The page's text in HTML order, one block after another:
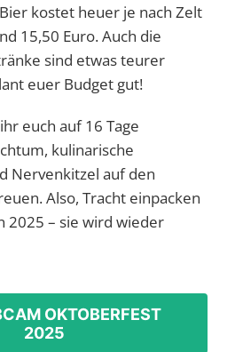
kostet heuer je nach Zelt
15,50 Euro. Auch die
sind etwas teurer
euer Budget gut!
euch auf 16 Tage
kulinarische
Nervenkitzel auf den
Also, Tracht einpacken
2025 – sie wird wieder
OKTOBERFEST
2025